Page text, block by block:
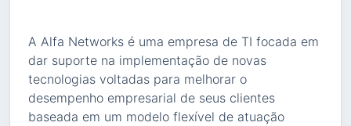
A Alfa Networks é uma empresa de TI focada em
dar suporte na implementação de novas
tecnologias voltadas para melhorar o
desempenho empresarial de seus clientes
baseada em um modelo flexível de atuação